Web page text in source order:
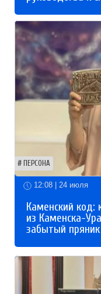
ПЕРСОНА
12:08 | 24 июля
Каменский код:
из Каменска-
забытый пряник